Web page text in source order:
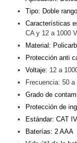
/ Eyeball /
Turret
Motorizado
-
PinholePTZ
Analógicas
- TurboHD
TVI / AHD
/ CVI
Drones,
Robots e
Tipo: Doble rango
Características
CA y 12 a 1000
Material:
Protección anti
Voltaje: 12 a
Frecuencia: 50 a
Grado de
Protección de
Estándar: CAT
Baterías: 2 AAA